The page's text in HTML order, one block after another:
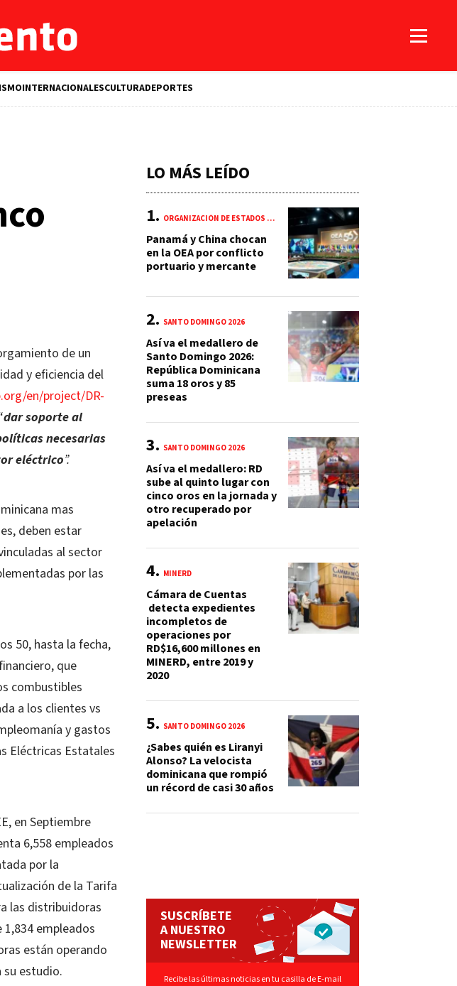
INTERNACIONALESCULTURADEPORTES
de un
y eficiencia del
en/project/DR-
dar soporte al
necesarias
eléctrico”.
mas
deben estar
al sector
por las
50, hasta la fecha,
que
combustibles
a los clientes vs
y gastos
Eléctricas Estatales
en Septiembre
6,558 empleados
por la
de la Tarifa
las distribuidoras
empleados
están operando
su estudio.
LO MÁS LEÍDO
ORGANIZACIÓN DE ESTADOS AMERICANOS (OEA)
Panamá y China chocan
en la OEA por conflicto
portuario y mercante
SANTO DOMINGO 2026
Así va el medallero de
Santo Domingo 2026:
República Dominicana
suma 18 oros y 85
preseas
SANTO DOMINGO 2026
Así va el medallero: RD
sube al quinto lugar con
cinco oros en la jornada y
otro recuperado por
apelación
MINERD
Cámara de Cuentas
detecta expedientes
incompletos de
operaciones por
RD$16,600 millones en
MINERD, entre 2019 y
2020
SANTO DOMINGO 2026
¿Sabes quién es Liranyi
Alonso? La velocista
dominicana que rompió
un récord de casi 30 años
SUSCRÍBETE
A NUESTRO
NEWSLETTER
Recibe las últimas noticias en tu casilla de E-mail